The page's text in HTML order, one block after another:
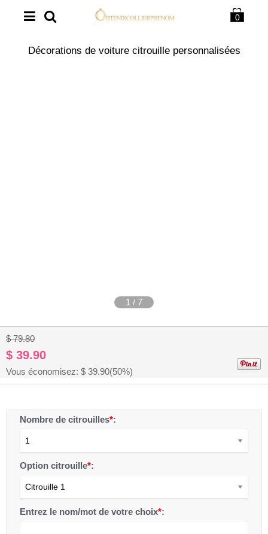
0
Décorations de voiture citrouille personnalisées
1 / 7
$ 79.80
$ 39.90
Vous économisez: $ 39.90(50%)
Nombre de citrouilles*:
1
Option citrouille*:
Citrouille 1
Entrez le nom/mot de votre choix*: